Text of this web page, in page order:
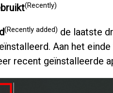
(Recently)
(Recently added) de laatste
Aan het einde
recent geïnstalleerde